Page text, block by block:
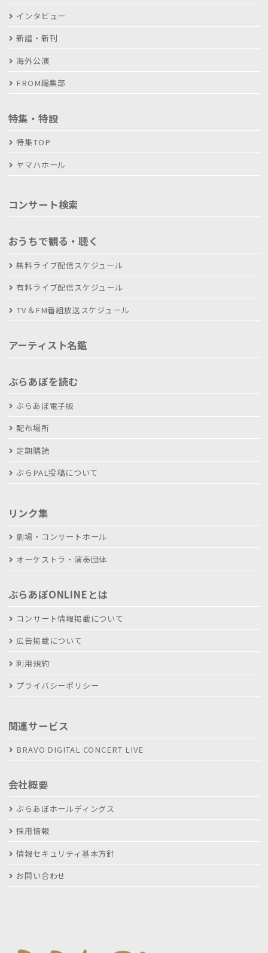
インタビュー
新譜・新刊
海外公演
FROM編集部
特集・特設
特集TOP
ヤマハホール
コンサート検索
おうちで観る・聴く
無料ライブ配信スケジュール
有料ライブ配信スケジュール
TV＆FM番組放送スケジュール
アーティスト名鑑
ぶらあぼを読む
ぶらあぼ電子版
配布場所
定期購読
ぶらPAL投稿について
リンク集
劇場・コンサートホール
オーケストラ・演奏団体
ぶらあぼONLINEとは
コンサート情報掲載について
広告掲載について
利用規約
プライバシーポリシー
関連サービス
BRAVO DIGITAL CONCERT LIVE
会社概要
ぶらあぼホールディングス
採用情報
情報セキュリティ基本方針
お問い合わせ